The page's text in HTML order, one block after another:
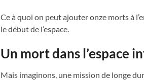
Ce à quoi on peut ajouter onze morts à
le début de l’espace.
Un mort dans l’espace
Mais imaginons, une mission de longe